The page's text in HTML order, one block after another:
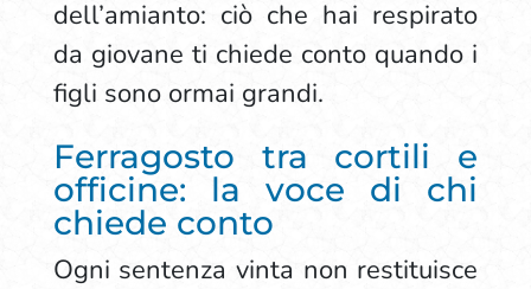
dell’amianto: ciò che hai respirato
da giovane ti chiede conto quando i
figli sono ormai grandi.
Ferragosto tra cortili e
officine: la voce di chi
chiede conto
Ogni sentenza vinta non restituisce